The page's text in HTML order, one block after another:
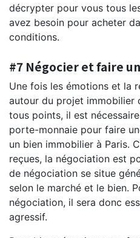
décrypter pour vous tous
avez besoin pour acheter
conditions.
#7 Négocier et faire
Une fois les émotions et la
autour du projet immobilier
tous points, il est
porte-monnaie pour faire
un bien immobilier à Paris.
reçues, la négociation est
de négociation se situe
selon le marché et le bien.
négociation, il sera donc
agressif.